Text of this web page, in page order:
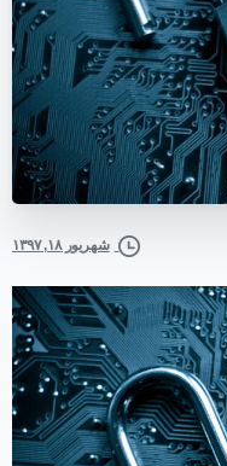
شهریور ۱۸, ۱۳۹۷